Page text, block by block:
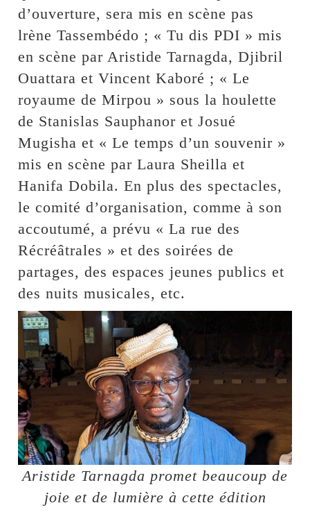
d’ouverture, sera mis en scène pas
lrène Tassembédo ; « Tu dis PDI » mis
en scène par Aristide Tarnagda, Djibril
Ouattara et Vincent Kaboré ; « Le
royaume de Mirpou » sous la houlette
de Stanislas Sauphanor et Josué
Mugisha et « Le temps d’un souvenir »
mis en scène par Laura Sheilla et
Hanifa Dobila. En plus des spectacles,
le comité d’organisation, comme à son
accoutumé, a prévu « La rue des
Récréâtrales » et des soirées de
partages, des espaces jeunes publics et
des nuits musicales, etc.
Aristide Tarnagda promet beaucoup de
joie et de lumière à cette édition